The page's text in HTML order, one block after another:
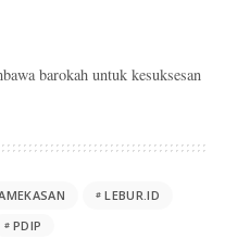
barokah untuk kesuksesan
LEBUR.ID
PDIP